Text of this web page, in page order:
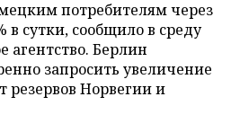
потребителям через
в сутки, сообщило в среду
агентство. Берлин
запросить увеличение
резервов Норвегии и